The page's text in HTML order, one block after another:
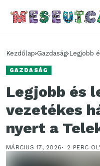
Kezdőlap Gazdaság Legjobb
GAZDASÁG
Legjobb és
vezetékes
nyert a
MÁRCIUS 17, 2026 2 PERC